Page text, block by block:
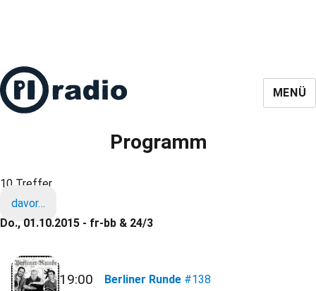
MENÜ
Programm
10 Treffer
davor…
Do., 01.10.2015 - fr-bb & 24/3
19:00 Berliner Runde #138